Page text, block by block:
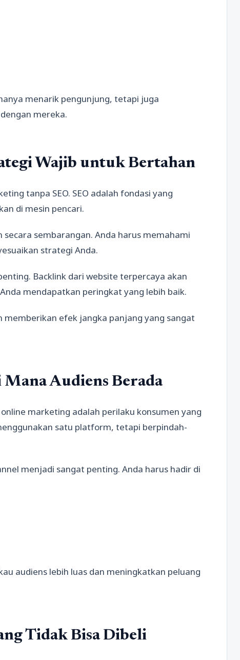
menarik pengunjung, tetapi juga
mereka.
Wajib untuk Bertahan
tanpa SEO. SEO adalah fondasi yang
di mesin pencari.
secara sembarangan. Anda harus memahami
strategi Anda.
Backlink dari website terpercaya akan
mendapatkan peringkat yang lebih baik.
memberikan efek jangka panjang yang sangat
Audiens Berada
marketing adalah perilaku konsumen yang
satu platform, tetapi berpindah-
menjadi sangat penting. Anda harus hadir di
audiens lebih luas dan meningkatkan peluang
Tidak Bisa Dibeli